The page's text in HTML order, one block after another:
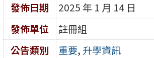
發佈日期
2025 年 1 月 14 日
發佈單位
註冊組
公告類別
重要, 升學資訊